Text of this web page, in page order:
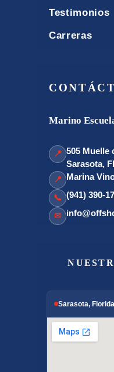
Testimonios
Carreras
Marino
📍 505 Muelle
Sarasota,
📍 Marina
📞 (941) 390-
✉
Sarasota, Florida